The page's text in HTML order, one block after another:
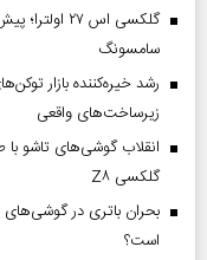
گلکسی اس ۲۷
سامسونگ
زیرساخت‌های واقعی
انقلاب گوشی‌های تاشو‌
گلکسی Z۸
است؟